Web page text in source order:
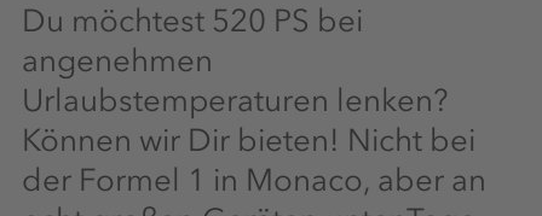
Du möchtest 520 PS bei
angenehmen
Urlaubstemperaturen lenken?
Können wir Dir bieten! Nicht bei
der Formel 1 in Monaco, aber an